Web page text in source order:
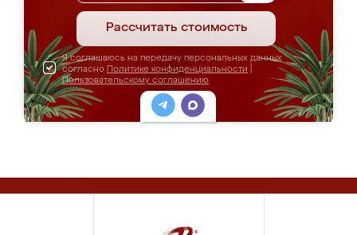
Рассчитать стоимость
Я соглашаюсь на передачу персональных данных
согласно Политике конфиденциальности
Пользовательскому соглашению